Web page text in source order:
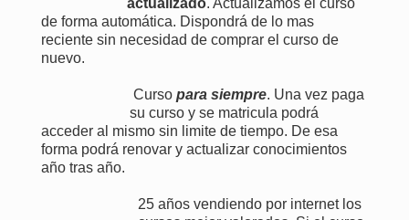
de forma automática. Dispondrá de lo mas
reciente sin necesidad de comprar el curso de
nuevo.
Curso para siempre. Una vez paga
su curso y se matricula podrá
acceder al mismo sin limite de tiempo. De esa
forma podrá renovar y actualizar conocimientos
año tras año.
25 años vendiendo por internet los